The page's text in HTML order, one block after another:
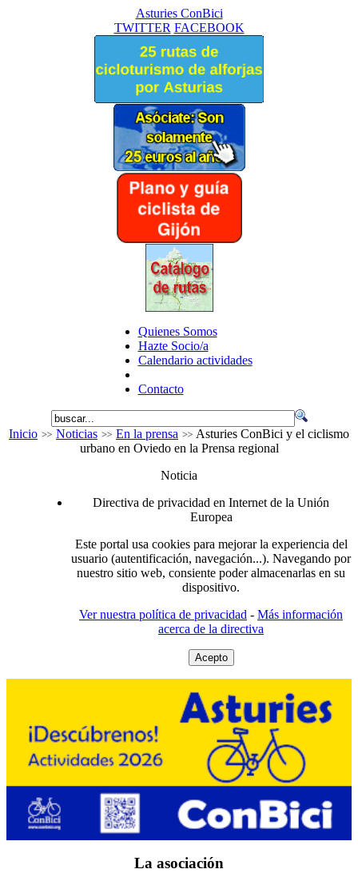
Asturies ConBici
TWITTER FACEBOOK
Quienes Somos
Hazte Socio/a
Calendario actividades
Contacto
Inicio Noticias En la prensa
Asturies ConBici y el ciclismo
urbano en Oviedo en la Prensa regional
Noticia
Directiva de privacidad en Internet de la Unión
Europea
Este portal usa cookies para mejorar la experiencia del
usuario (autentificación, navegación...). Navegando por
nuestro sitio web, consiente poder almacenarlas en su
dispositivo.
Ver nuestra política de privacidad - Más información
acerca de la directiva
Acepto
La asociación